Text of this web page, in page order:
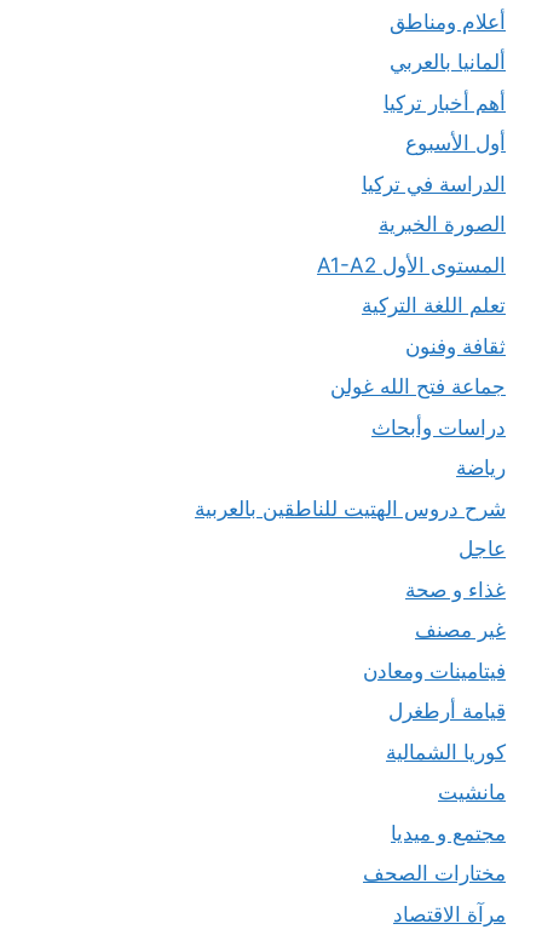
أعلام ومناطق
ألمانيا بالعربي
أهم أخبار تركيا
أول الأسبوع
الدراسة في تركيا
الصورة الخبرية
المستوى الأول A1-A2
تعلم اللغة التركية
ثقافة وفنون
جماعة فتح الله غولن
دراسات وأبحاث
رياضة
شرح دروس الهتيت للناطقين بالعربية
عاجل
غذاء و صحة
غير مصنف
فيتامينات ومعادن
قيامة أرطغرل
كوريا الشمالية
مانشيت
مجتمع و ميديا
مختارات الصحف
مرآة الاقتصاد